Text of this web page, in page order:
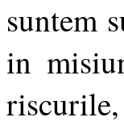
suntem
in